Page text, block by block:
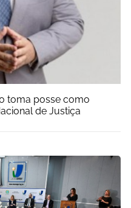
toma posse como
de Justiça